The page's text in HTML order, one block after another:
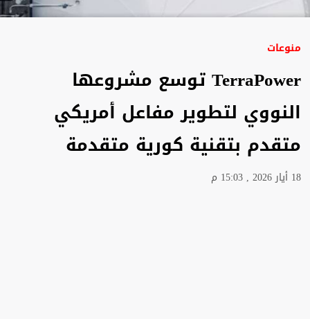
منوعات
TerraPower توسع مشروعها
النووي لتطوير مفاعل أمريكي
متقدم بتقنية كورية متقدمة
18 أيار 2026 , 15:03 م